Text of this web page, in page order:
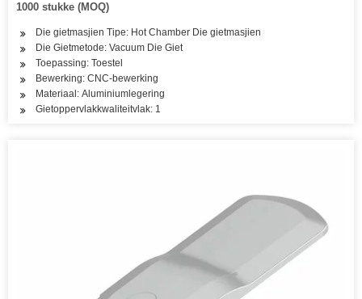
1000 stukke (MOQ)
Die gietmasjien Tipe: Hot Chamber Die gietmasjien
Die Gietmetode: Vacuum Die Giet
Toepassing: Toestel
Bewerking: CNC-bewerking
Materiaal: Aluminiumlegering
Gietoppervlakkwaliteitvlak: 1